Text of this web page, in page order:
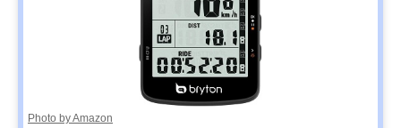
Photo by Amazon